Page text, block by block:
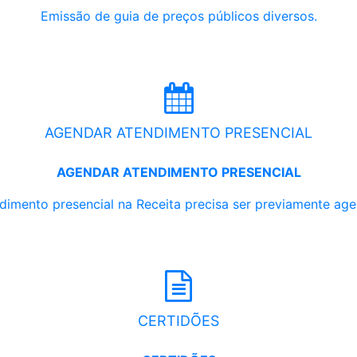
Emissão de guia de preços públicos diversos.
AGENDAR ATENDIMENTO PRESENCIAL
AGENDAR ATENDIMENTO PRESENCIAL
presencial na Receita precisa ser previamente
CERTIDÕES